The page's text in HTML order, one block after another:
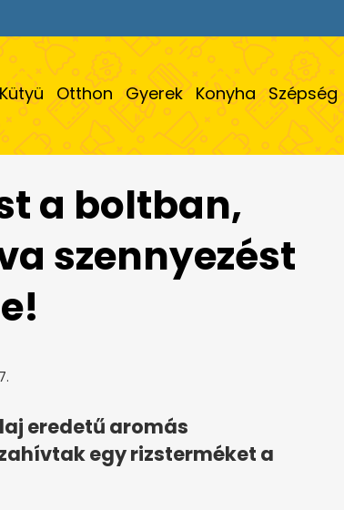
Kütyü Otthon Gyerek Konyha Szépség
a boltban,
szennyezést
eredetű aromás
egy rizsterméket a